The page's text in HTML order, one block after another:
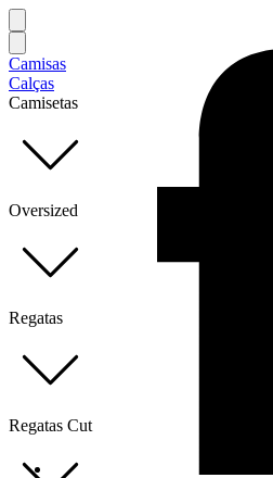
Camisas
Calças
Camisetas
Oversized
Regatas
Regatas Cut